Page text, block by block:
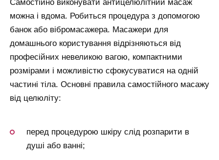
Самостійно виконувати антицелюлітний масаж
можна і вдома. Робиться процедура з допомогою
банок або вібромасажера. Масажери для
домашнього користування відрізняються від
професійних невеликою вагою, компактними
розмірами і можливістю сфокусуватися на одній
частині тіла. Основні правила самостійного масажу
від целюліту:
перед процедурою шкіру слід розпарити в
душі або ванні;